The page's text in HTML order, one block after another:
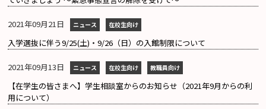
2021年09月21日 ニュース 在校生向け
入学選抜に伴う9/25(土)・9/26（日）の入館制限について
2021年09月13日 ニュース 在校生向け 教職員向け
【在学生の皆さまへ】学生相談室からのお知らせ（2021年9月からの利
用について）